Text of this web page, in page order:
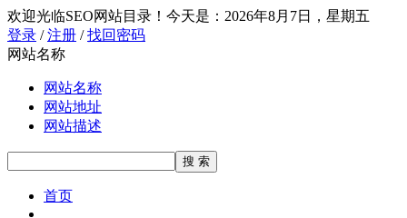
欢迎光临SEO网站目录！ 今天是：2026年8月7日，星期五
登录 /注册 /找回密码
网站名称
网站名称
网站地址
网站描述
首页